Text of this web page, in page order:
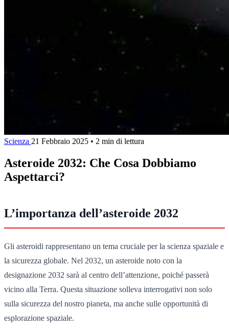
Scienza 21 Febbraio 2025 • 2 min di lettura
Asteroide 2032: Che Cosa Dobbiamo
Aspettarci?
L’importanza dell’asteroide 2032
Gli asteroidi rappresentano un tema cruciale per la scienza spaziale e
la sicurezza globale. Nel 2032, un asteroide noto con la
designazione 2032 sarà al centro dell’attenzione, poiché passerà
vicino alla Terra. Questa situazione solleva interrogativi non solo
sulla sicurezza del nostro pianeta, ma anche sulle opportunità di
esplorazione spaziale.